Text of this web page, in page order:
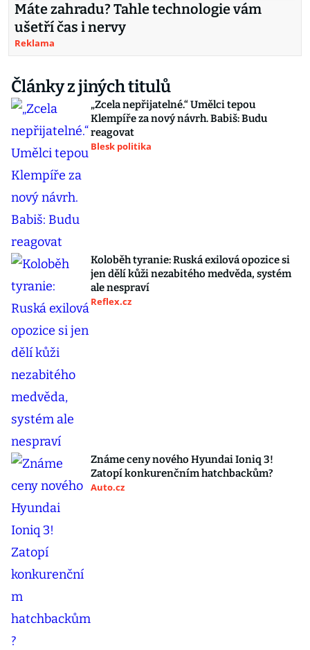
Máte zahradu? Tahle technologie vám
ušetří čas i nervy
Reklama
Články z jiných titulů
„Zcela nepřijatelné.“ Umělci tepou
Klempíře za nový návrh. Babiš: Budu
reagovat
Blesk politika
Koloběh tyranie: Ruská exilová opozice si
jen dělí kůži nezabitého medvěda, systém
ale nespraví
Reflex.cz
Známe ceny nového Hyundai Ioniq 3!
Zatopí konkurenčním hatchbackům?
Auto.cz